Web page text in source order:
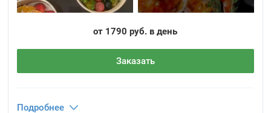
от 1790 руб. в день
Заказать
Подробнее